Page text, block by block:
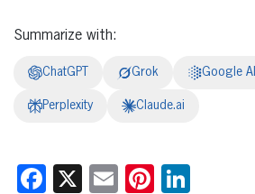
Summarize with:
ChatGPT Grok Google
Perplexity Claude.ai
Facebook
X EmailPinterest